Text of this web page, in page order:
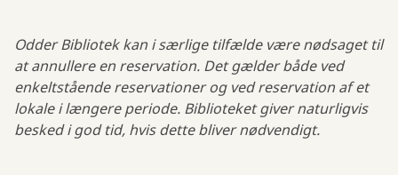
Odder Bibliotek kan i særlige tilfælde være nødsaget til
at annullere en reservation. Det gælder både ved
enkeltstående reservationer og ved reservation af et
lokale i længere periode. Biblioteket giver naturligvis
besked i god tid, hvis dette bliver nødvendigt.